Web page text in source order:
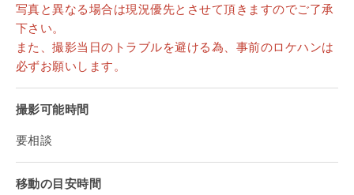
写真と異なる場合は現況優先とさせて頂きますのでご了承
下さい。
また、撮影当日のトラブルを避ける為、事前のロケハンは
必ずお願いします。
撮影可能時間
要相談
移動の目安時間